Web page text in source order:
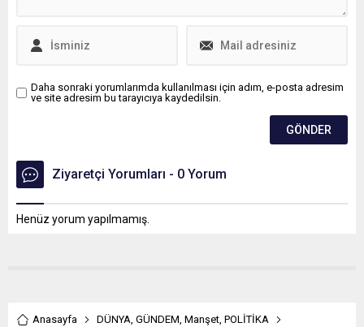
Daha sonraki yorumlarımda kullanılması için adım, e-posta adresim
ve site adresim bu tarayıcıya kaydedilsin.
Ziyaretçi Yorumları - 0 Yorum
Henüz yorum yapılmamış.
Anasayfa DÜNYA, GÜNDEM, Manşet, POLİTİKA